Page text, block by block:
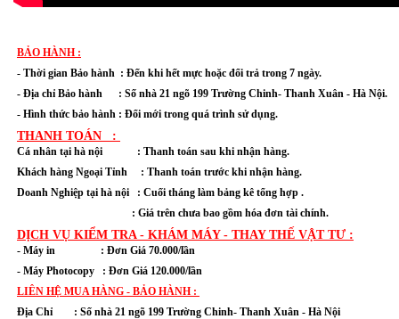
BẢO HÀNH :
- Thời gian Bảo hành : Đến khi hết mực hoặc đổi trả trong 7 ngày.
- Địa chỉ Bảo hành : Số nhà 21 ngõ 199 Trường Chinh- Thanh Xuân - Hà Nội.
- Hình thức bảo hành : Đổi mới trong quá trình sử dụng.
THANH TOÁN :
Cá nhân tại hà nội : Thanh toán sau khi nhận hàng.
Khách hàng Ngoại Tỉnh : Thanh toán trước khi nhận hàng.
Doanh Nghiệp tại hà nội : Cuối tháng làm bảng kê tổng hợp .
: Giá trên chưa bao gồm hóa đơn tài chính.
DỊCH VỤ KIỂM TRA - KHÁM MÁY - THAY THẾ VẬT TƯ :
- Máy in : Đơn Giá 70.000/lần
- Máy Photocopy : Đơn Giá 120.000/lần
LIÊN HỆ MUA HÀNG - BẢO HÀNH :
Địa Chỉ : Số nhà 21 ngõ 199 Trường Chinh- Thanh Xuân - Hà Nội